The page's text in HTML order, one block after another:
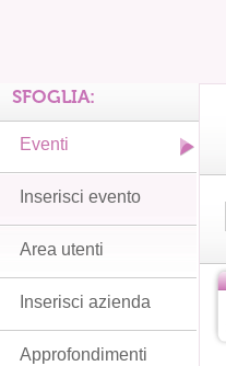
SFOGLIA:
Eventi
Inserisci evento
Area utenti
Inserisci azienda
Approfondimenti